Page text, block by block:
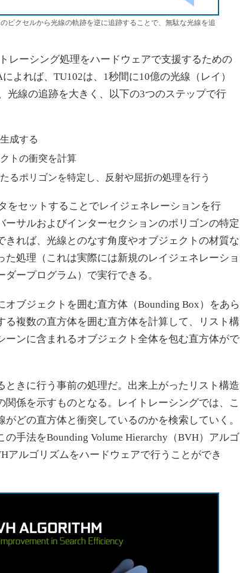
ピクセルから光線の軌跡を逆に追跡することで、無駄な光線を追
レーシング処理をハードウェアで支援するための
よれば、TU102は、1秒間に10億の光線（レイ）
光線の追跡を大きく、以下の3つのステップで行
成する
トの衝突を計算
るポリゴンを特定し、反射や屈折の処理を行う
をセットすることでレイジェネレーションを行
ーサルおよびインターセクションのポリゴンの特定
きれば、光線とのなす角度やオブジェクトの材質な
た処理（これは実際には新規のレイジェネレーショ
ープログラム）で実行できる。
ブジェクトを囲む直方体（Bounding Box）をあら
る複数の直方体を囲む直方体を計算して、リスト構
ーンに含まれるオブジェクト全体を包む直方体がで
きに行う事前の処理だ。出来上がったリスト構造
係を示すものとなる。レイトレーシングでは、こ
どの直方体と衝突しているのかを検索していく。
手法をBounding Volume Hierarchy（BVH）アルゴ
アルゴリズムをハードウェアで行うことができ